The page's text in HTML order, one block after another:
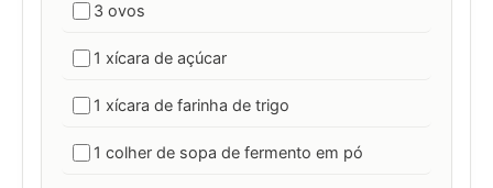
3 ovos
1 xícara de açúcar
1 xícara de farinha de trigo
1 colher de sopa de fermento em pó